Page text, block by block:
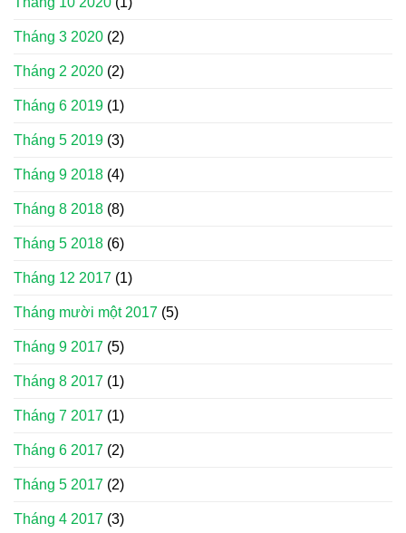
Tháng 3 2020 (2)
Tháng 2 2020 (2)
Tháng 6 2019 (1)
Tháng 5 2019 (3)
Tháng 9 2018 (4)
Tháng 8 2018 (8)
Tháng 5 2018 (6)
Tháng 12 2017 (1)
Tháng mười một 2017 (5)
Tháng 9 2017 (5)
Tháng 8 2017 (1)
Tháng 7 2017 (1)
Tháng 6 2017 (2)
Tháng 5 2017 (2)
Tháng 4 2017 (3)